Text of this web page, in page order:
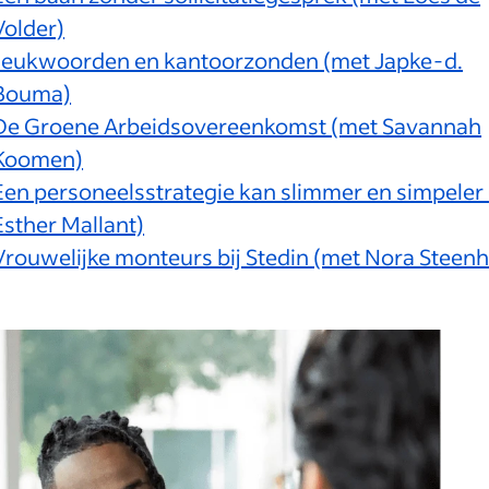
en kantoorzonden (met Japke-d.
Groene Arbeidsovereenkomst (met Savannah
personeelsstrategie kan slimmer en
Mallant)
monteurs bij Stedin (met Nora